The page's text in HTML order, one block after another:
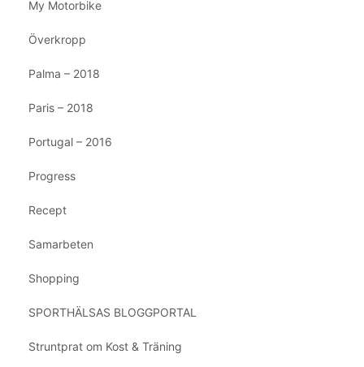
My Motorbike
Överkropp
Palma – 2018
Paris – 2018
Portugal – 2016
Progress
Recept
Samarbeten
Shopping
SPORTHÄLSAS BLOGGPORTAL
Struntprat om Kost & Träning